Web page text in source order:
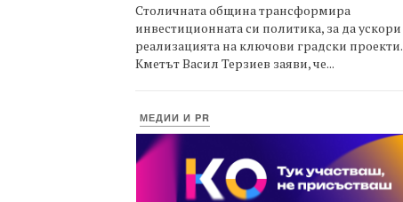
Столичната община трансформира
инвестиционната си политика, за да ускори
реализацията на ключови градски проекти.
Кметът Васил Терзиев заяви, че...
МЕДИИ И PR